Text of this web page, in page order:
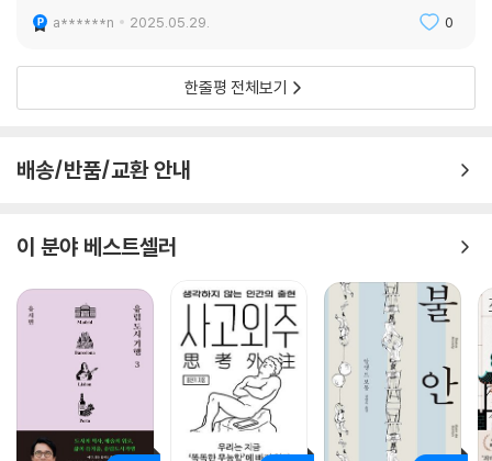
a******n 2025.05.29. 0
한줄평 전체보기
배송/반품/교환 안내
이 분야 베스트셀러